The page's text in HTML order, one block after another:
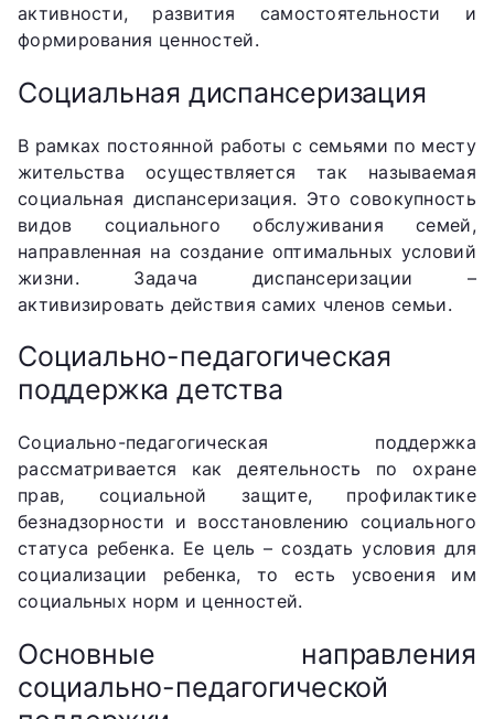
активности, развития самостоятельности и
формирования ценностей.
Социальная диспансеризация
В рамках постоянной работы с семьями по месту
жительства осуществляется так называемая
социальная диспансеризация. Это совокупность
видов социального обслуживания семей,
направленная на создание оптимальных условий
жизни. Задача диспансеризации –
активизировать действия самих членов семьи.
Социально-педагогическая
поддержка детства
Социально-педагогическая поддержка
рассматривается как деятельность по охране
прав, социальной защите, профилактике
безнадзорности и восстановлению социального
статуса ребенка. Ее цель – создать условия для
социализации ребенка, то есть усвоения им
социальных норм и ценностей.
Основные направления
социально-педагогической